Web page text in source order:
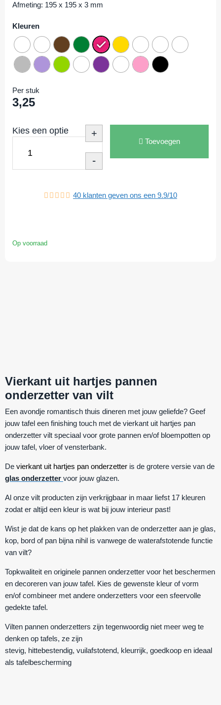
Afmeting: 195 x 195 x 3 mm
Kleuren
Per stuk
3,25
Kies een optie +
-
Toevoegen
40 klanten geven ons een 9.9/10
Op voorraad
Vierkant uit hartjes pannen
onderzetter van vilt
Een avondje romantisch thuis dineren met jouw geliefde? Geef
jouw tafel een finishing touch met de vierkant uit hartjes pan
onderzetter vilt speciaal voor grote pannen en/of bloempotten op
jouw tafel, vloer of vensterbank.
De vierkant uit hartjes pan onderzetter is de grotere versie van de
glas onderzetter voor jouw glazen.
Al onze vilt producten zijn verkrijgbaar in maar liefst 17 kleuren
zodat er altijd een kleur is wat bij jouw interieur past!
Wist je dat de kans op het plakken van de onderzetter aan je glas,
kop, bord of pan bijna nihil is vanwege de waterafstotende functie
van vilt?
Topkwaliteit en originele pannen onderzetter voor het beschermen
en decoreren van jouw tafel. Kies de gewenste kleur of vorm
en/of combineer met andere onderzetters voor een sfeervolle
gedekte tafel.
Vilten pannen onderzetters zijn tegenwoordig niet meer weg te
denken op tafels, ze zijn
stevig, hittebestendig, vuilafstotend, kleurrijk, goedkoop en ideaal
als tafelbescherming